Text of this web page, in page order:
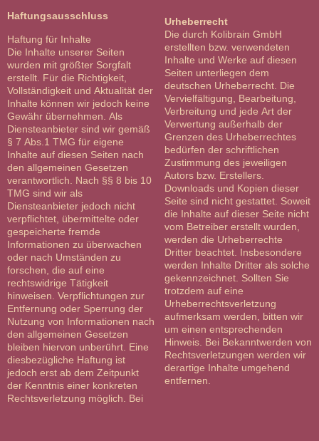
Haftungsausschluss
Haftung für Inhalte
Die Inhalte unserer Seiten
wurden mit größter Sorgfalt
erstellt. Für die Richtigkeit,
Vollständigkeit und Aktualität der
Inhalte können wir jedoch keine
Gewähr übernehmen. Als
Diensteanbieter sind wir gemäß
§ 7 Abs.1 TMG für eigene
Inhalte auf diesen Seiten nach
den allgemeinen Gesetzen
verantwortlich. Nach §§ 8 bis 10
TMG sind wir als
Diensteanbieter jedoch nicht
verpflichtet, übermittelte oder
gespeicherte fremde
Informationen zu überwachen
oder nach Umständen zu
forschen, die auf eine
rechtswidrige Tätigkeit
hinweisen. Verpflichtungen zur
Entfernung oder Sperrung der
Nutzung von Informationen nach
den allgemeinen Gesetzen
bleiben hiervon unberührt. Eine
diesbezügliche Haftung ist
jedoch erst ab dem Zeitpunkt
der Kenntnis einer konkreten
Rechtsverletzung möglich. Bei
Urheberrecht
Die durch Kolibrain GmbH
erstellten bzw. verwendeten
Inhalte und Werke auf diesen
Seiten unterliegen dem
deutschen Urheberrecht. Die
Vervielfältigung, Bearbeitung,
Verbreitung und jede Art der
Verwertung außerhalb der
Grenzen des Urheberrechtes
bedürfen der schriftlichen
Zustimmung des jeweiligen
Autors bzw. Erstellers.
Downloads und Kopien dieser
Seite sind nicht gestattet. Soweit
die Inhalte auf dieser Seite nicht
vom Betreiber erstellt wurden,
werden die Urheberrechte
Dritter beachtet. Insbesondere
werden Inhalte Dritter als solche
gekennzeichnet. Sollten Sie
trotzdem auf eine
Urheberrechtsverletzung
aufmerksam werden, bitten wir
um einen entsprechenden
Hinweis. Bei Bekanntwerden von
Rechtsverletzungen werden wir
derartige Inhalte umgehend
entfernen.